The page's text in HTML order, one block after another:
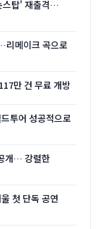
탑' 재출격…
리메이크 곡으로
만 건 무료 개방
투어 성공적으로
개… 강렬한
첫 단독 공연